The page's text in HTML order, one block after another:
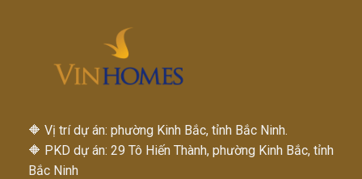
🔶 Vị trí dự án: phường Kinh Bắc, tỉnh Bắc Ninh.
🔶 PKD dự án: 29 Tô Hiến Thành, phường Kinh Bắc, tỉnh
Bắc Ninh